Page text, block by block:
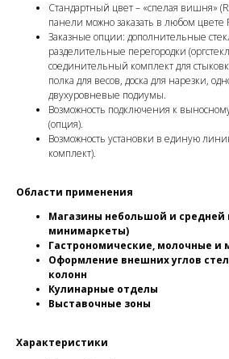
Стандартный цвет – «спелая вишня»
панели можно заказать в любом цвете
Заказные опции: дополнительные
разделительные перегородки
соединительный комплект для
полка для весов, доска для нарезки,
двухуровневые подиумы.
Возможность подключения к
(опция).
Возможность установки в единую
комплект).
Области применения
Магазины небольшой и
минимаркеты)
Гастрономические, молочные и
Оформление внешних углов
колонн
Кулинарные отделы
Выставочные зоны
Характеристики